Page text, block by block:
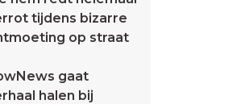
tijdens bizarre
op straat
gaat
halen bij